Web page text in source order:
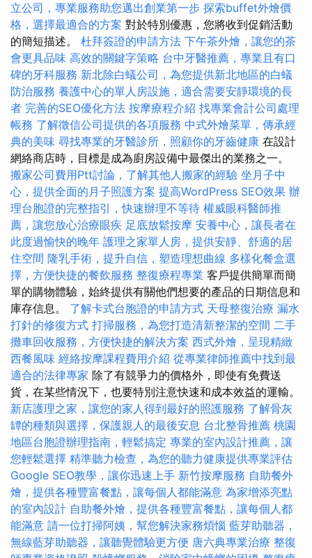
立公司，專業服務助您邁出創業第一步 探索buffet外燴價
格，選擇最適合的方案 對於特別優惠，您將收到促銷活動
的簡短描述。 杜拜簽證的申請方法 下午茶外燴，讓您的茶
會更具品味 高效的關鍵字策略 台中牙醫推薦，專業且有口
碑的牙科服務 新北除白蟻公司，為您提供新北地區的白蟻
防治服務 養護中心的單人房設施，適合需要安靜環境的長
者 完善的SEO優化方法 按摩療程介紹 找專業會計公司處理
帳務 了解徵信公司提供的各項服務 中式外燴菜單，傳承經
典的美味 尋找專業的牙醫診所，照顧你的牙齒健康 在設計
網絡商店時，目標是成為廚房設備中最傑出的業務之一。
搬家公司費用Ptt討論，了解其他人搬家的經驗 坐月子中
心，提供全面的月子照護方案 提高WordPress SEO效果 辦
理台胞證的完整指引，快速辦理不等待 權威眼科醫師推
薦，讓您放心治療眼疾 足底放鬆按摩 安養中心，讓長者在
此度過愉快的晚年 護理之家單人房，提供安靜、舒適的居
住空間 隆乳手術，提升自信，塑造理想曲線 多樣化餐盒選
擇，方便快捷的餐飲服務 整復療程專業 客戶提供簡單而簡
單的購物體驗，始終提供有關他們想要的產品的日期信息和
庫存信息。 了解卡式台胞證的申請方式 天母整復治療 漏水
打針的修復方式 打掃服務，為您打造清新整潔的空間 二手
攤車回收服務，方便快捷的解決方案 西式外燴，呈現精緻
西餐風味 經絡按摩課程費用介紹 從專業律師推薦中找到最
適合的法律專家 除了有競爭力的價格外，即使有免費送
貨，在某些情況下，也要特別注意快速和成本效益的運輸。
新店護理之家，讓您的家人得到最好的照護服務 了解骨灰
罈的種類與選擇，保護親人的最後安息 台北整骨推薦 桃園
地區台胞證辦理指南，輕鬆搞定 專業的室內設計推薦，讓
您輕鬆選擇 精準聽力檢查，為您的聽力健康提供專業評估
Google SEO教學，讓你迅速上手 新竹按摩服務 自助餐外
燴，提供各種豐富餐點，讓每個人都能滿意 為家增添亮點
的室內設計 自助餐外燴，提供各種豐富餐點，讓每個人都
能滿意 請一位打掃阿姨，幫您解決家務煩惱 藍芽助聽器，
無線藍芽助聽器，讓聽覺體驗更方便 唐六典專業治療 整復